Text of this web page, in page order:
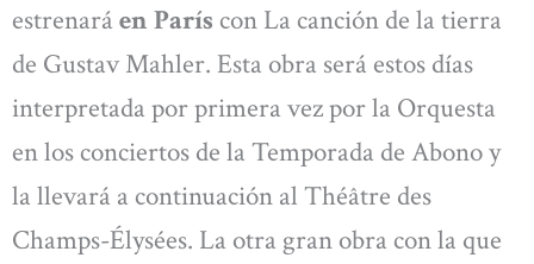
estrenará en París con La canción de la tierra
de Gustav Mahler. Esta obra será estos días
interpretada por primera vez por la Orquesta
en los conciertos de la Temporada de Abono y
la llevará a continuación al Théâtre des
Champs-Élysées. La otra gran obra con la que